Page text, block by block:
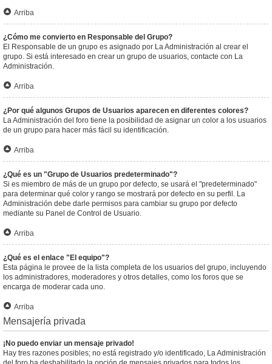
Arriba
¿Cómo me convierto en Responsable del Grupo?
El Responsable de un grupo es asignado por La Administración al crear el
grupo. Si está interesado en crear un grupo de usuarios, contacte con La
Administración.
Arriba
¿Por qué algunos Grupos de Usuarios aparecen en diferentes colores?
La Administración del foro tiene la posibilidad de asignar un color a los usuarios
de un grupo para hacer más fácil su identificación.
Arriba
¿Qué es un "Grupo de Usuarios predeterminado"?
Si es miembro de más de un grupo por defecto, se usará el "predeterminado"
para determinar qué color y rango se mostrará por defecto en su perfil. La
Administración debe darle permisos para cambiar su grupo por defecto
mediante su Panel de Control de Usuario.
Arriba
¿Qué es el enlace "El equipo"?
Esta página le provee de la lista completa de los usuarios del grupo, incluyendo
los administradores, moderadores y otros detalles, como los foros que se
encarga de moderar cada uno.
Arriba
Mensajería privada
¡No puedo enviar un mensaje privado!
Hay tres razones posibles; no está registrado y/o identificado, La Administración